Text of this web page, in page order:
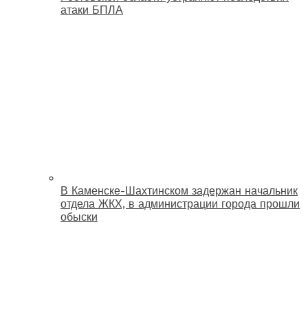
атаки БПЛА
В Каменске-Шахтинском задержан начальник
отдела ЖКХ, в администрации города прошли
обыски